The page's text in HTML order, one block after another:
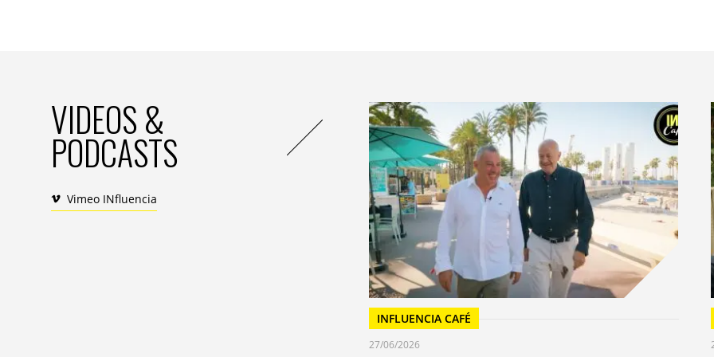
symboliquement, c’est quelque chose de très fort, ça peut être positif car il peut protéger mais
souvent il est très négatif, il sépare et crée des frontières morales ou physiques. Il y en a plein
dans le monde et souvent ils sont même invisibles. Mais ce mur-là c’était un mur de division
qu’on connaissait tous et je me souviens très bien de cette Une des journaux avec ces gens qui
passaient par-dessus d’un côté et de l’autre et qui se parlaient pour la première fois, des
familles qui se retrouvaient. C’était hyper fort et émouvant et j’avais vraiment le sentiment de
Il y a d’autres moments qui peuvent être marquants et tristes mais je préfère celui-là parce qu’il
est positif. J’’aime bien les événements constructifs et je trouve que c’était un moment hyper
fort que ce symbole de liberté et de joie. Ce mur qui se casse, dans lequel des fenêtres se
créent, qui va être aussi un moyen d’expression artistique parce que beaucoup de jeunes ou
moins jeunes vont s’en emparer et en faire une œuvre d’art.
VIDEOS &
PODCASTS
Vimeo INfluencia
INFLUENCIA CAFÉ
27/06/2026